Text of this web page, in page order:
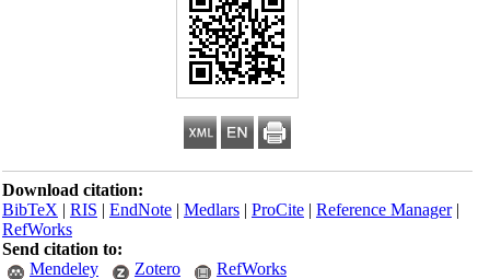
Download citation:
BibTeX|RIS|EndNote|Medlars|ProCite|Reference Manager
RefWorks
Send citation to:
Mendeley
Zotero RefWorks